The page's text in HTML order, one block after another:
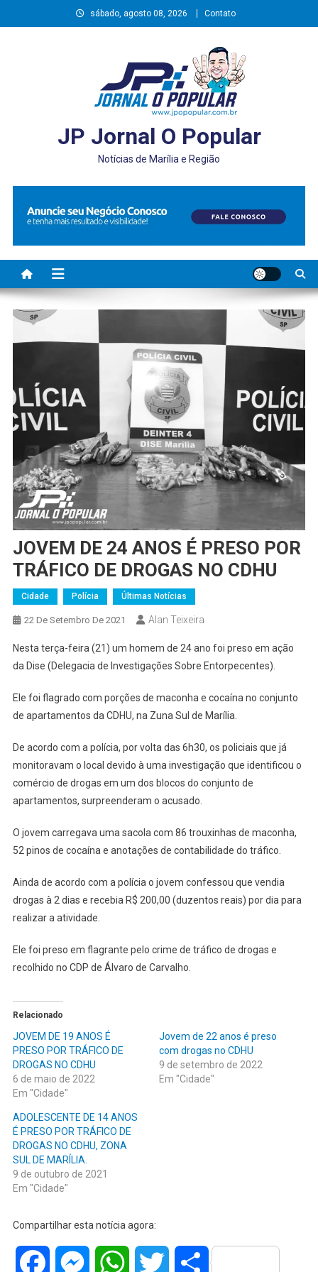
to
sábado, agosto 08, 2026 Contato
JP Jornal O Popular
Notícias de Marília e Região
JOVEM DE 24 ANOS É PRESO POR
TRÁFICO DE DROGAS NO CDHU
Cidade Polícia Últimas Notícias
22 De Setembro De 2021 Alan Teixeira
Nesta terça-feira (21) um homem de 24 ano foi preso em ação
da Dise (Delegacia de Investigações Sobre Entorpecentes).
Ele foi flagrado com porções de maconha e cocaína no conjunto
de apartamentos da CDHU, na Zuna Sul de Marília.
De acordo com a polícia, por volta das 6h30, os policiais que já
monitoravam o local devido à uma investigação que identificou o
comércio de drogas em um dos blocos do conjunto de
apartamentos, surpreenderam o acusado.
O jovem carregava uma sacola com 86 trouxinhas de maconha,
52 pinos de cocaína e anotações de contabilidade do tráfico.
Ainda de acordo com a polícia o jovem confessou que vendia
drogas à 2 dias e recebia R$ 200,00 (duzentos reais) por dia para
realizar a atividade.
Ele foi preso em flagrante pelo crime de tráfico de drogas e
recolhido no CDP de Álvaro de Carvalho.
Relacionado
JOVEM DE 19 ANOS É
PRESO POR TRÁFICO DE
DROGAS NO CDHU
6 de maio de 2022
Em "Cidade"
Jovem de 22 anos é preso
com drogas no CDHU
9 de setembro de 2022
Em "Cidade"
ADOLESCENTE DE 14 ANOS
É PRESO POR TRÁFICO DE
DROGAS NO CDHU, ZONA
SUL DE MARÍLIA.
9 de outubro de 2021
Em "Cidade"
Compartilhar esta notícia agora:
Facebook MessengerWhatsAppTwitter Share